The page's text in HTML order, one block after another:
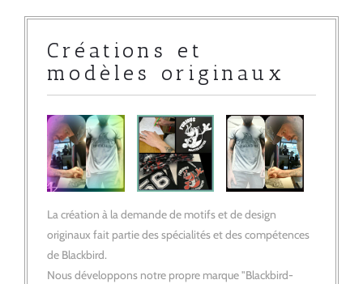
Créations et
modèles originaux
La création à la demande de motifs et de design
originaux fait partie des spécialités et des compétences
de Blackbird.
Nous développons notre propre marque "Blackbird-